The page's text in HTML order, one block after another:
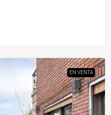
EN VENTA